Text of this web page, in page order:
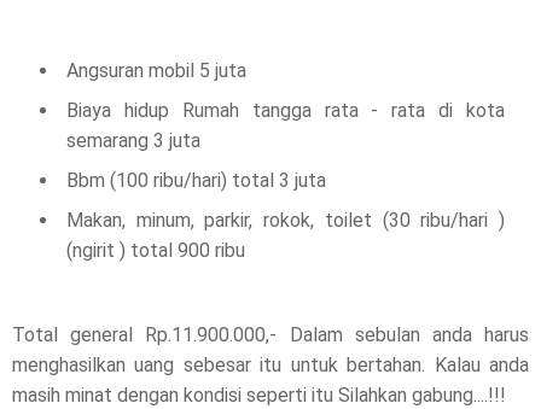
Angsuran mobil 5 juta
Biaya hidup Rumah tangga rata - rata di kota
semarang 3 juta
Bbm (100 ribu/hari) total 3 juta
Makan, minum, parkir, rokok, toilet (30 ribu/hari )
(ngirit ) total 900 ribu
Total general Rp.11.900.000,- Dalam sebulan anda harus
menghasilkan uang sebesar itu untuk bertahan. Kalau anda
masih minat dengan kondisi seperti itu Silahkan gabung....!!!